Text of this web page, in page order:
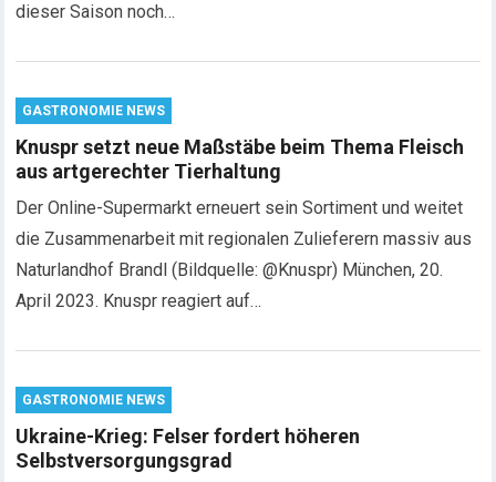
dieser Saison noch…
GASTRONOMIE NEWS
Knuspr setzt neue Maßstäbe beim Thema Fleisch
aus artgerechter Tierhaltung
Der Online-Supermarkt erneuert sein Sortiment und weitet
die Zusammenarbeit mit regionalen Zulieferern massiv aus
Naturlandhof Brandl (Bildquelle: @Knuspr) München, 20.
April 2023. Knuspr reagiert auf…
GASTRONOMIE NEWS
Ukraine-Krieg: Felser fordert höheren
Selbstversorgungsgrad